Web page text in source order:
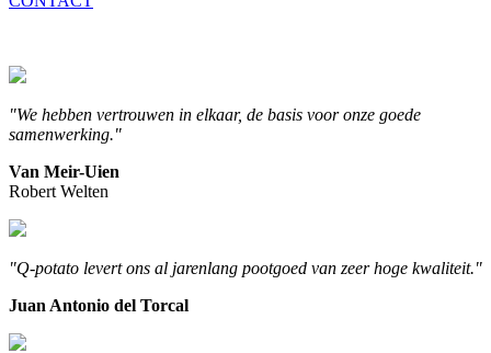
"We hebben vertrouwen in elkaar, de basis voor onze goede
samenwerking."
Van Meir-Uien
Robert Welten
"Q-potato levert ons al jarenlang pootgoed van zeer hoge kwaliteit."
Juan Antonio del Torcal